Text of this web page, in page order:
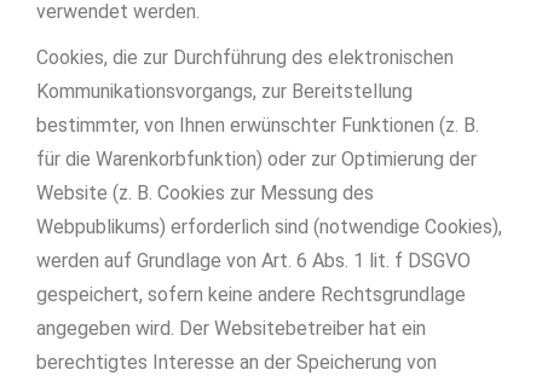
verwendet werden.
Cookies, die zur Durchführung des elektronischen
Kommunikationsvorgangs, zur Bereitstellung
bestimmter, von Ihnen erwünschter Funktionen (z. B.
für die Warenkorbfunktion) oder zur Optimierung der
Website (z. B. Cookies zur Messung des
Webpublikums) erforderlich sind (notwendige Cookies),
werden auf Grundlage von Art. 6 Abs. 1 lit. f DSGVO
gespeichert, sofern keine andere Rechtsgrundlage
angegeben wird. Der Websitebetreiber hat ein
berechtigtes Interesse an der Speicherung von